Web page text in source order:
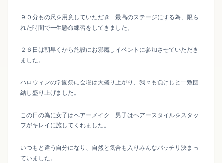
９０分もの尺を用意していただき、最高のステージにする為、限ら
れた時間で一生懸命練習をしてきました。
２６日は朝早くから施設にお邪魔しイベントに参加させていただき
ました。
ハロウィンの学園祭に会場は大盛り上がり、我々も負けじと一致団
結し盛り上げました。
この日の為に女子はヘアーメイク、男子はヘアースタイルをスタッ
フがキレイに施してくれました。
いつもと違う自分になり、自然と気合も入りみんなバッチリ決まっ
ていました。